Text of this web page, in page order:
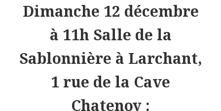
Dimanche 12 décembre
à 11h Salle de la
Sablonnière à Larchant,
1 rue de la Cave
Chatenoy :